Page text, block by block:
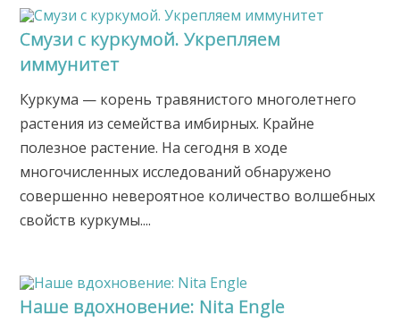
Смузи с куркумой. Укрепляем
иммунитет
Куркума — корень травянистого многолетнего
растения из семейства имбирных. Крайне
полезное растение. На сегодня в ходе
многочисленных исследований обнаружено
совершенно невероятное количество волшебных
свойств куркумы....
Наше вдохновение: Nita Engle